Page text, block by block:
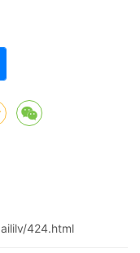
424.html